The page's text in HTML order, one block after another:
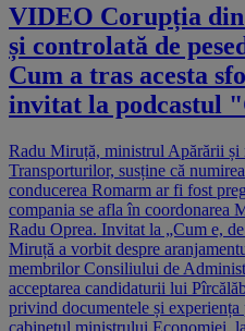
VIDEO Corupția
și controlată de
Cum a tras acesta
invitat la podcastul
Radu Miruță, ministrul Apărării și
Transporturilor, susține că
conducerea Romarm ar fi fost
compania se afla în coordonarea
Radu Oprea. Invitat la „Cum e,
Miruță a vorbit despre
membrilor Consiliului de
acceptarea candidaturii lui
privind documentele și
cabinetul ministrului Economiei,